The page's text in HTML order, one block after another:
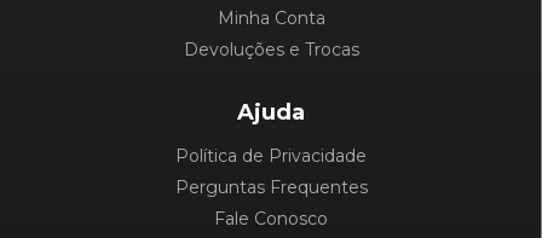
Minha Conta
Devoluções e Trocas
Ajuda
Política de Privacidade
Perguntas Frequentes
Fale Conosco